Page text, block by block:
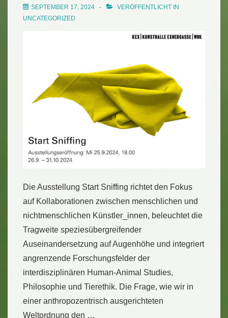
SEPTEMBER 17, 2024
VERÖFFENTLICHT IN
UNCATEGORIZED
Die Ausstellung Start Sniffing richtet den Fokus
auf Kollaborationen zwischen menschlichen und
nichtmenschlichen Künstler_innen, beleuchtet die
Tragweite speziesübergreifender
Auseinandersetzung auf Augenhöhe und integriert
angrenzende Forschungsfelder der
interdisziplinären Human-Animal Studies,
Philosophie und Tierethik. Die Frage, wie wir in
einer anthropozentrisch ausgerichteten
Weltordnung den …